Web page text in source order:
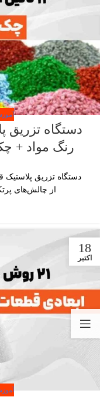
رنگ مواد +
دستگاه تزریق پلاستیک
از چالش‌های
18
اکتبر